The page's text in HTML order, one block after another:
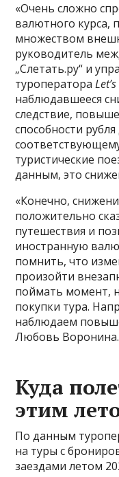
«Очень сложно
валютного курса,
множеством
руководитель
„Слетать.ру“ и
туроператора
наблюдавшееся
следствие,
способности
туристические
данным, это
«Конечно,
положительно
путешествия и
иностранную
помнить, что
произойти
поймать момент,
покупки тура.
наблюдаем
Любовь Воронина.
Куда
этим
По данным
на туры с
заездами летом